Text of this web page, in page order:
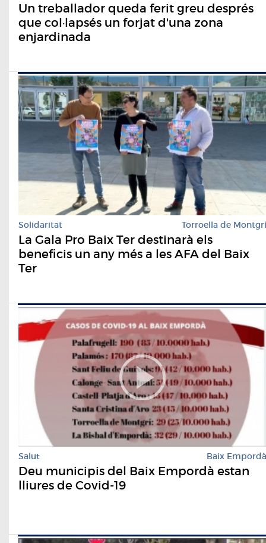
Un treballador queda ferit greu després
que col·lapsés un forjat d'una zona
enjardinada
Solidaritat Torroella de Montgrí
La Gala Pro Baix Ter destinarà els
beneficis un any més a les AFA del Baix
Ter
Salut Baix Empordà
Deu municipis del Baix Empordà estan
lliures de Covid-19